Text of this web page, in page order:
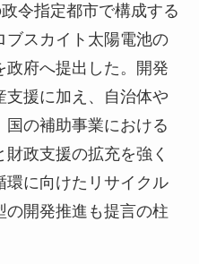
令指定都市で構成する
ブスカイト太陽電池の
府へ提出した。開発
支援に加え、自治体や
国の補助事業における
政支援の拡充を強く
環に向けたリサイクル
開発推進も提言の柱